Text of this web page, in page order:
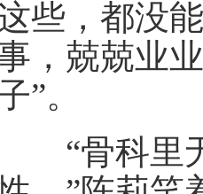
些，都没
，兢兢业
”。
“骨科里无